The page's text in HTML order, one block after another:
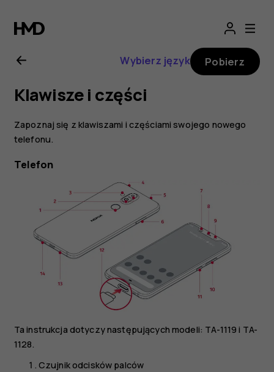
Nokia
8.1
—
instrukcja
obsługi
Wybierz język Pobierz
Klawisze i części
Zapoznaj się z klawiszami i częściami swojego nowego
telefonu.
Telefon
Ta instrukcja dotyczy następujących modeli: TA-1119 i TA-
1128.
Czujnik odcisków palców